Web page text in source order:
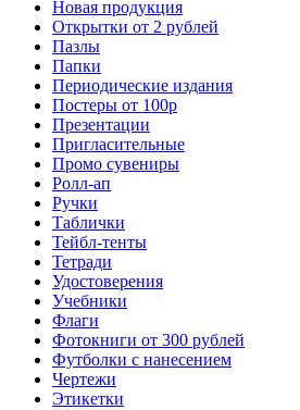
Новая продукция
Открытки от 2 рублей
Пазлы
Папки
Периодические издания
Постеры от 100р
Презентации
Пригласительные
Промо сувениры
Ролл-ап
Ручки
Таблички
Тейбл-тенты
Тетради
Удостоверения
Учебники
Флаги
Фотокниги от 300 рублей
Футболки с нанесением
Чертежи
Этикетки